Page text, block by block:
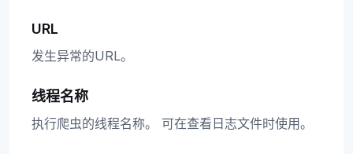
URL
发生异常的URL。
线程名称
执行爬虫的线程名称。 可在查看日志文件时使用。